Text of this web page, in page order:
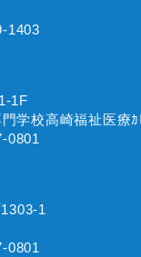
1403
1F
学校高崎福祉医療
0801
1303-1
0801